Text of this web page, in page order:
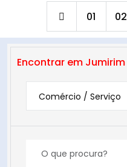
01 02
Encontrar em Jumirim
Comércio / Serviço